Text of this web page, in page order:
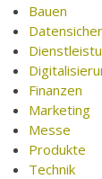
Bauen
Finanzen
Marketing
Messe
Produkte
Technik